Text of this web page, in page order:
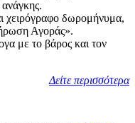
ανάγκης.
χειρόγραφo δωρομήνυμα,
Αγοράς».
με το βάρος και τον
Δείτε περισσότερα